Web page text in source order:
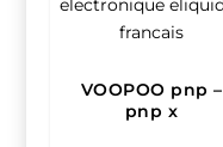
VOOPOO pnp –
pnp x